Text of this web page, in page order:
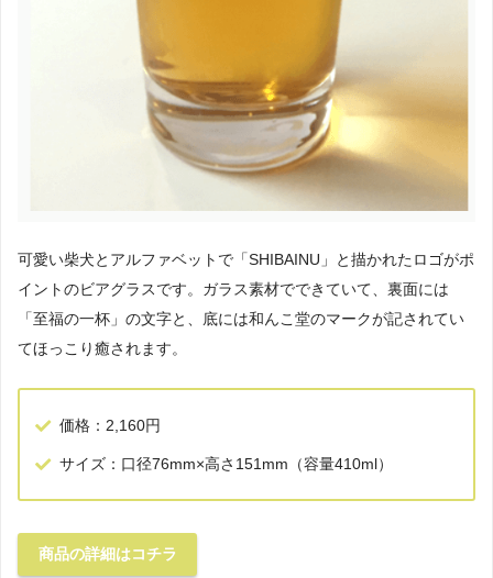
可愛い柴犬とアルファベットで「SHIBAINU」と描かれたロゴがポ
イントのビアグラスです。ガラス素材でできていて、裏面には
「至福の一杯」の文字と、底には和んこ堂のマークが記されてい
てほっこり癒されます。
価格：2,160円
サイズ：口径76mm×高さ151mm（容量410ml）
商品の詳細はコチラ